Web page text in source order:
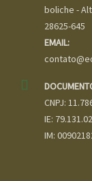
boliche -
28625-645
EMAIL:
CNPJ:
IE:
IM: